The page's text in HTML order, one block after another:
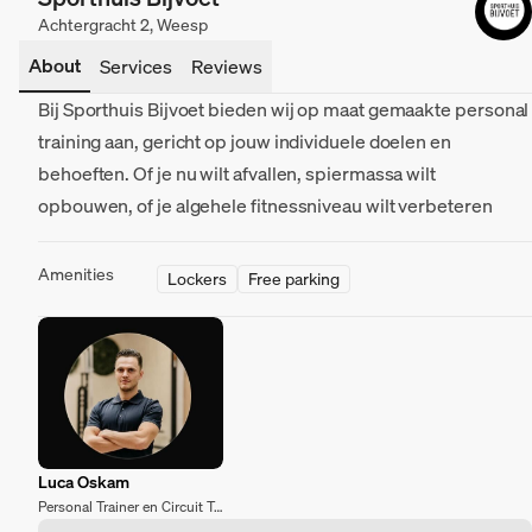
Achtergracht 2, Weesp
About Services
Reviews
Bij Sporthuis Bijvoet bieden wij op maat gemaakte personal
training aan, gericht op jouw individuele doelen en
behoeften. Of je nu wilt afvallen, spiermassa wilt
opbouwen, of je algehele fitnessniveau wilt verbeteren
Amenities Lockers Free parking
Luca Oskam
Personal Trainer en Circuit Trainer